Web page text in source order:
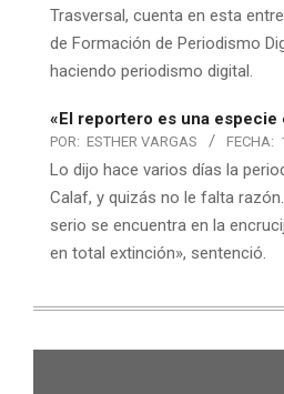
Trasversal, cuenta en esta
de Formación de Periodismo
haciendo periodismo digital.
«El reportero es una
POR: ESTHER VARGAS FECHA:
Lo dijo hace varios días la
Calaf, y quizás no le falta
serio se encuentra en la
en total extinción», sentenció.